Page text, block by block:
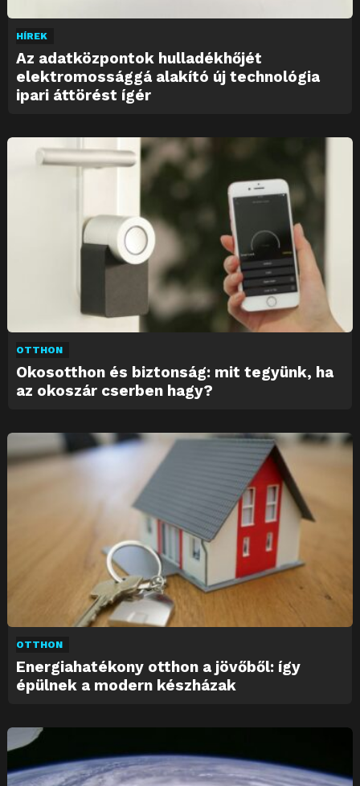
HÍREK
Az adatközpontok hulladékhőjét
elektromossággá alakító új technológia
ipari áttörést ígér
OTTHON
Okosotthon és biztonság: mit tegyünk, ha
az okoszár cserben hagy?
OTTHON
Energiahatékony otthon a jövőből: így
épülnek a modern készházak